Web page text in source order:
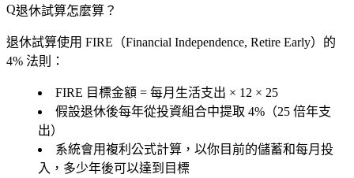
退休試算怎麼算？
退休試算使用 FIRE（Financial Independence, Retire Early）的
4% 法則：
FIRE 目標金額 = 每月生活支出 × 12 × 25
假設退休後每年從投資組合中提取 4%（25 倍年支
出）
系統會用複利公式計算，以你目前的儲蓄和每月投
入，多少年後可以達到目標